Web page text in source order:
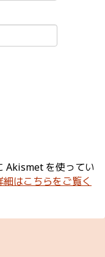
Akismet を使ってい
はこちらをご覧く